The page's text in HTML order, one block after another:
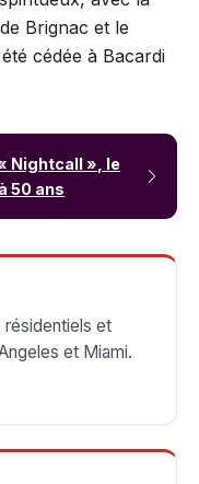
Brignac et le
cédée à Bacardi
Nightcall », le
50 ans
résidentiels et
et Miami.